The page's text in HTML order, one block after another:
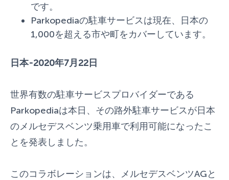
です。
Parkopediaの駐車サービスは現在、日本の
1,000を超える市や町をカバーしています。
日本-2020年7月22日
世界有数の駐車サービスプロバイダーである
Parkopediaは本日、その路外駐車サービスが日本
のメルセデスベンツ乗用車で利用可能になったこ
とを発表しました。
このコラボレーションは、メルセデスベンツAGと